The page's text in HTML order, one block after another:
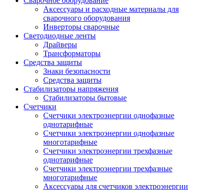
Аксессуары и расходные материалы для
сварочного оборудования
Инверторы сварочные
Светодиодные ленты
Драйверы
Трансформаторы
Средства защиты
Знаки безопасности
Средства защиты
Стабилизаторы напряжения
Стабилизаторы бытовые
Счетчики
Счетчики электроэнергии однофазные
однотарифные
Счетчики электроэнергии однофазные
многотарифные
Счетчики электроэнергии трехфазные
однотарифные
Счетчики электроэнергии трехфазные
многотарифные
Аксессуары для счетчиков электроэнергии